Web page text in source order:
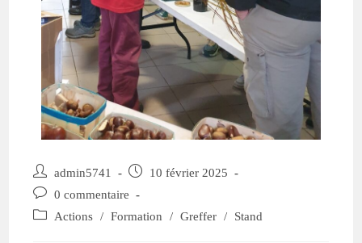
admin5741
10 février 2025
0 commentaire
Actions / Formation / Greffer / Stand